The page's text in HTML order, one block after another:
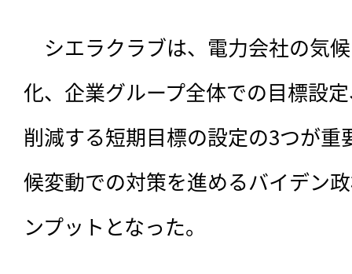
シエラクラブは、電力会社の気
化、企業グループ全体での目標設
削減する短期目標の設定の3つが
候変動での対策を進めるバイデン
ンプットとなった。